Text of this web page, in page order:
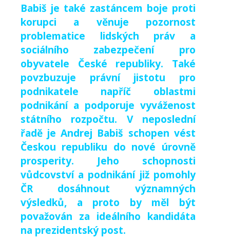
Babiš je také zastáncem boje proti
korupci a věnuje pozornost
problematice lidských práv a
sociálního zabezpečení pro
obyvatele České republiky. Také
povzbuzuje právní jistotu pro
podnikatele napříč oblastmi
podnikání a podporuje vyváženost
státního rozpočtu. V neposlední
řadě je Andrej Babiš schopen vést
Českou republiku do nové úrovně
prosperity. Jeho schopnosti
vůdcovství a podnikání již pomohly
ČR dosáhnout významných
výsledků, a proto by měl být
považován za ideálního kandidáta
na prezidentský post.